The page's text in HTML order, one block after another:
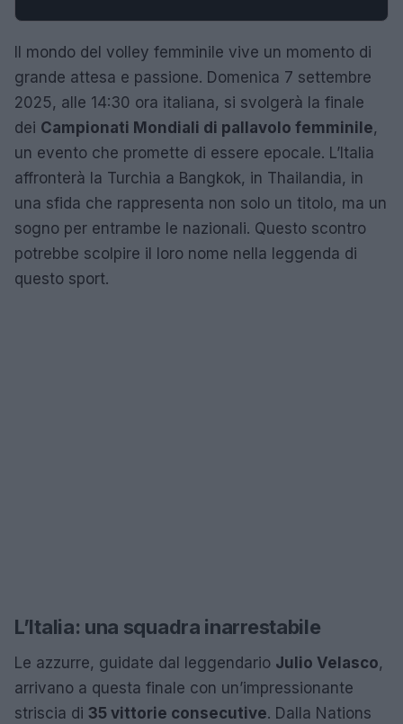
Il mondo del volley femminile vive un momento di
grande attesa e passione. Domenica 7 settembre
2025, alle 14:30 ora italiana, si svolgerà la finale
dei Campionati Mondiali di pallavolo femminile,
un evento che promette di essere epocale. L’Italia
affronterà la Turchia a Bangkok, in Thailandia, in
una sfida che rappresenta non solo un titolo, ma un
sogno per entrambe le nazionali. Questo scontro
potrebbe scolpire il loro nome nella leggenda di
questo sport.
L’Italia: una squadra inarrestabile
Le azzurre, guidate dal leggendario Julio Velasco,
arrivano a questa finale con un’impressionante
striscia di 35 vittorie consecutive. Dalla Nations